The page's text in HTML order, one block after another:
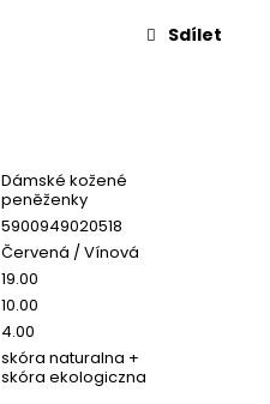
Sdílet
Dámské kožené
peněženky
5900949020518
Červená / Vínová
19.00
10.00
4.00
skóra naturalna +
skóra ekologiczna